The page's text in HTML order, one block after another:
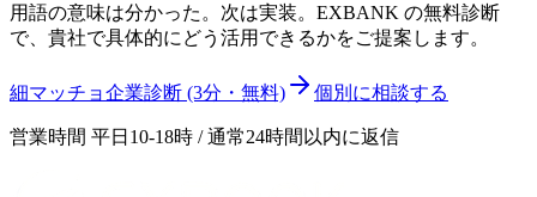
用語の意味は分かった。次は実装。EXBANK の無料診断
で、貴社で具体的にどう活用できるかをご提案します。
細マッチョ企業診断 (3分・無料) 個別に相談する
営業時間 平日10-18時 / 通常24時間以内に返信